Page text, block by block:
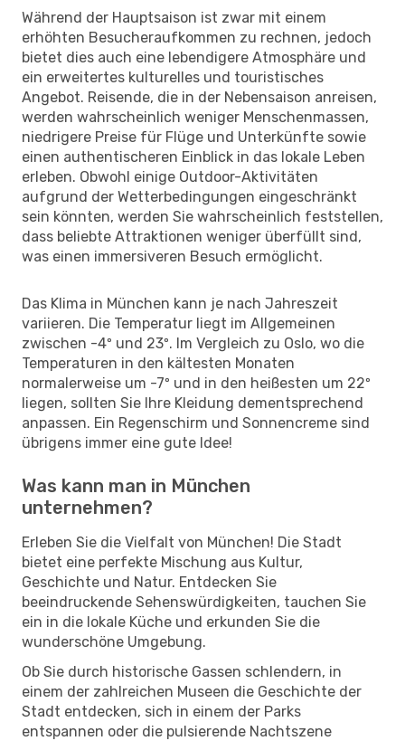
Während der Hauptsaison ist zwar mit einem
erhöhten Besucheraufkommen zu rechnen, jedoch
bietet dies auch eine lebendigere Atmosphäre und
ein erweitertes kulturelles und touristisches
Angebot. Reisende, die in der Nebensaison anreisen,
werden wahrscheinlich weniger Menschenmassen,
niedrigere Preise für Flüge und Unterkünfte sowie
einen authentischeren Einblick in das lokale Leben
erleben. Obwohl einige Outdoor-Aktivitäten
aufgrund der Wetterbedingungen eingeschränkt
sein könnten, werden Sie wahrscheinlich feststellen,
dass beliebte Attraktionen weniger überfüllt sind,
was einen immersiveren Besuch ermöglicht.
Das Klima in München kann je nach Jahreszeit
variieren. Die Temperatur liegt im Allgemeinen
zwischen -4º und 23º. Im Vergleich zu Oslo, wo die
Temperaturen in den kältesten Monaten
normalerweise um -7º und in den heißesten um 22º
liegen, sollten Sie Ihre Kleidung dementsprechend
anpassen. Ein Regenschirm und Sonnencreme sind
übrigens immer eine gute Idee!
Was kann man in München
unternehmen?
Erleben Sie die Vielfalt von München! Die Stadt
bietet eine perfekte Mischung aus Kultur,
Geschichte und Natur. Entdecken Sie
beeindruckende Sehenswürdigkeiten, tauchen Sie
ein in die lokale Küche und erkunden Sie die
wunderschöne Umgebung.
Ob Sie durch historische Gassen schlendern, in
einem der zahlreichen Museen die Geschichte der
Stadt entdecken, sich in einem der Parks
entspannen oder die pulsierende Nachtszene